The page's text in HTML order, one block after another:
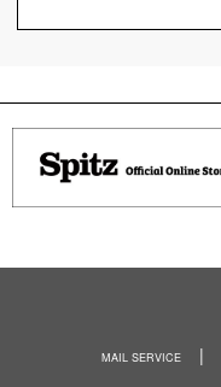
MAIL SERVICE